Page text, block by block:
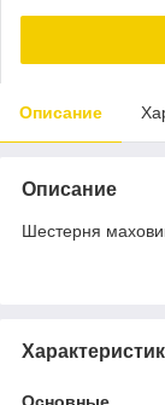
Описание
Описание
Шестерня
Основные